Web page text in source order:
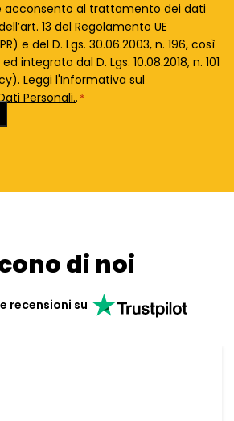
acconsento al trattamento dei dati
13 del Regolamento UE
e del D. Lgs. 30.06.2003, n. 196, così
integrato dal D. Lgs. 10.08.2018, n. 101
Leggi l'Informativa sul
Personali.. *
di noi
recensioni su